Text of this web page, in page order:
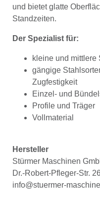
und bietet glatte
Standzeiten.
Der Spezialist für:
kleine und mittlere
gängige
Zugfestigkeit
Einzel- und
Profile und Träger
Vollmaterial
Hersteller
Stürmer Maschinen
Dr.-Robert-Pfleger-Str.
info@stuermer-